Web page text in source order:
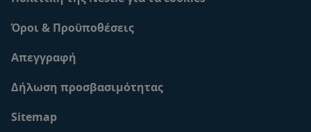
Όροι & Προϋποθέσεις
Απεγγραφή
Δήλωση προσβασιμότητας
Sitemap